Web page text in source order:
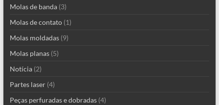
Molas de banda(3)
Molas de contato(1)
Molas moldadas(9)
Molas planas(5)
Notícia(2)
Partes laser(4)
Peças perfuradas e dobradas(4)